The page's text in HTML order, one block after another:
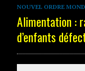
NOUVEL ORDRE
Alimentation :
d’enfants